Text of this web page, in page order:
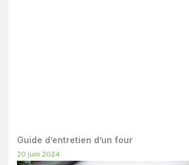
Guide d’entretien d’un four
20 juin 2024